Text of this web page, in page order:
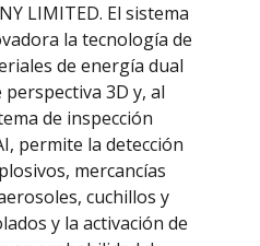
LIMITED. El sistema
la tecnología de
de energía dual
3D y, al
de inspección
permite la detección
mercancías
cuchillos y
y la activación de